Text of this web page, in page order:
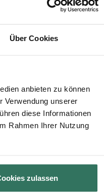
Über Cookies
anbieten zu können
Verwendung unserer
diese Informationen
Rahmen Ihrer Nutzung
zulassen